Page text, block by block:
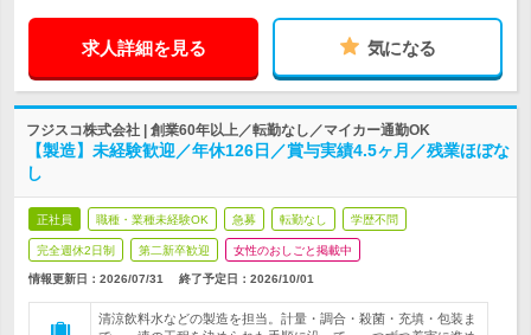
求人詳細を見る 気になる
フジスコ株式会社 | 創業60年以上／転勤なし／マイカー通勤OK
【製造】未経験歓迎／年休126日／賞与実績4.5ヶ月／残業ほぼな
し
正社員 職種・業種未経験OK 急募 転勤なし 学歴不問
完全週休2日制 第二新卒歓迎 女性のおしごと掲載中
情報更新日：2026/07/31 終了予定日： 2026/10/01
清涼飲料水などの製造を担当。計量・調合・殺菌・充填・包装ま